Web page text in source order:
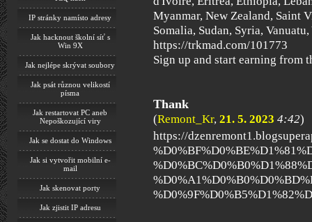
IP stránky namísto adresy
Jak hacknout školní síť s
Win 9X
Jak nejlépe skrývat soubory
Jak psát různou velikostí
písma
Jak restartovat PC aneb
Nepoškozující viry
Jak se dostat do Windows
Jak si vytvořit mobilní e-
mail
Jak skenovat porty
Jak zjistit IP adresu
Myanmar, New Zealand, Saint
Somalia, Sudan, Syria,
https://trkmad.com/101773
Sign up and start earning from
Thank
(Remont_Kr, 21. 5. 2023 4:42)
https://